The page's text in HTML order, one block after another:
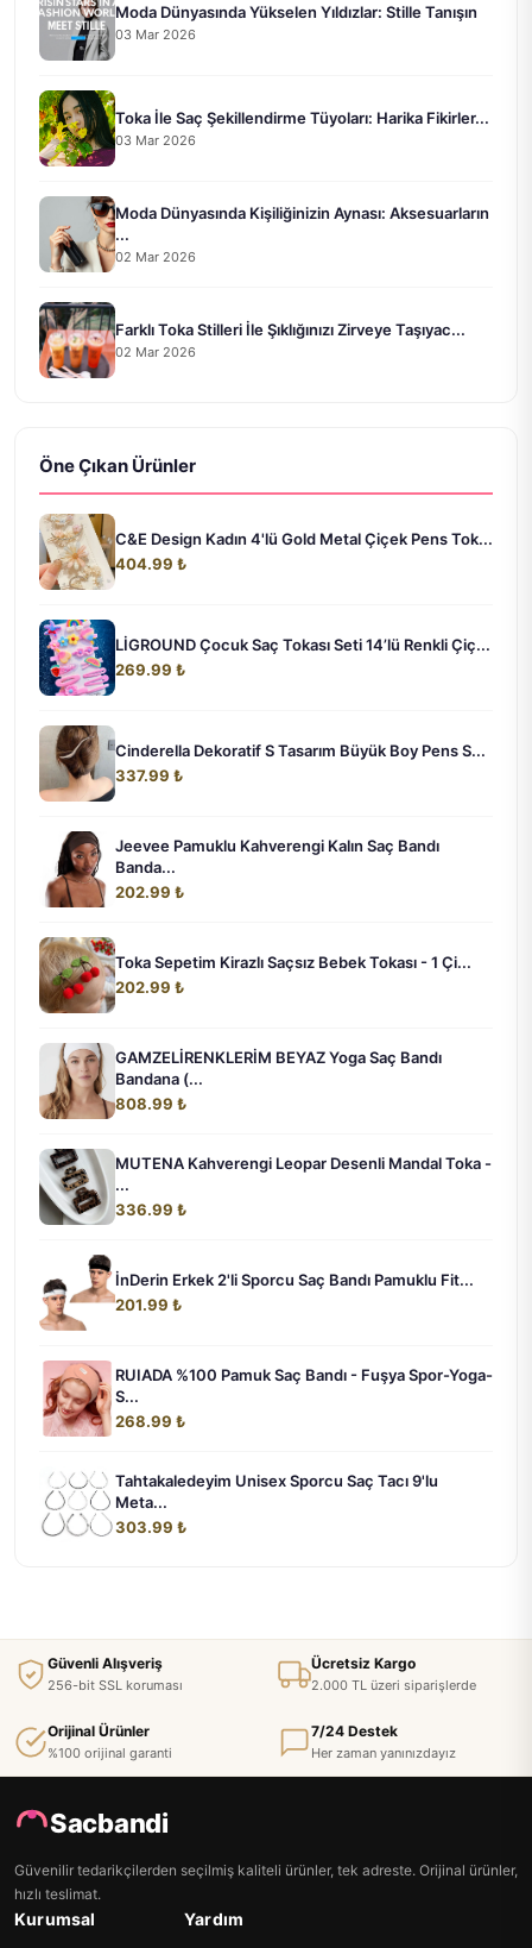
Moda Dünyasında Yükselen Yıldızlar: Stille Tanışın
03 Mar 2026
Toka İle Saç Şekillendirme Tüyoları: Harika Fikirler...
03 Mar 2026
Moda Dünyasında Kişiliğinizin Aynası: Aksesuarların
...
02 Mar 2026
Farklı Toka Stilleri İle Şıklığınızı Zirveye Taşıyac...
02 Mar 2026
Öne Çıkan Ürünler
C&E Design Kadın 4'lü Gold Metal Çiçek Pens Tok...
404.99 ₺
LİGROUND Çocuk Saç Tokası Seti 14’lü Renkli Çiç...
269.99 ₺
Cinderella Dekoratif S Tasarım Büyük Boy Pens S...
337.99 ₺
Jeevee Pamuklu Kahverengi Kalın Saç Bandı
Banda...
202.99 ₺
Toka Sepetim Kirazlı Saçsız Bebek Tokası - 1 Çi...
202.99 ₺
GAMZELİRENKLERİM BEYAZ Yoga Saç Bandı
Bandana (...
808.99 ₺
MUTENA Kahverengi Leopar Desenli Mandal Toka -
...
336.99 ₺
İnDerin Erkek 2'li Sporcu Saç Bandı Pamuklu Fit...
201.99 ₺
RUIADA %100 Pamuk Saç Bandı - Fuşya Spor-Yoga-
S...
268.99 ₺
Tahtakaledeyim Unisex Sporcu Saç Tacı 9'lu
Meta...
303.99 ₺
Güvenli Alışveriş
256-bit SSL koruması
Ücretsiz Kargo
2.000 TL üzeri siparişlerde
Orijinal Ürünler
%100 orijinal garanti
7/24 Destek
Her zaman yanınızdayız
Sacbandi
Güvenilir tedarikçilerden seçilmiş kaliteli ürünler, tek adreste. Orijinal ürünler,
hızlı teslimat.
Kurumsal Yardım